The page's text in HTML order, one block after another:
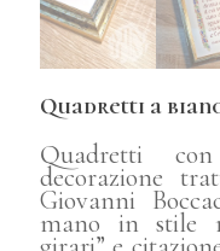
Quadretti a
Quadretti
decorazione
Giovanni
mano in stile